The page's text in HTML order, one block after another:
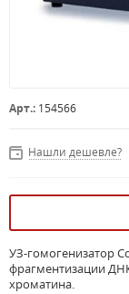
Арт.: 154566
Нашли дешевле?
УЗ-гомогенизатор
фрагментизации
хроматина.